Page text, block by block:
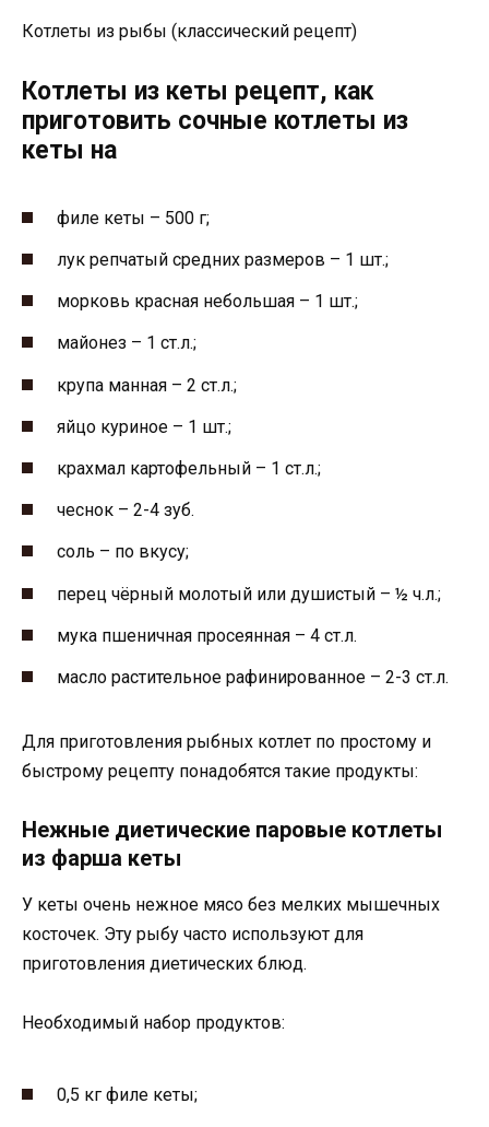
Котлеты из рыбы (классический рецепт)
Котлеты из кеты рецепт, как
приготовить сочные котлеты из
кеты на
филе кеты – 500 г;
лук репчатый средних размеров – 1 шт.;
морковь красная небольшая – 1 шт.;
майонез – 1 ст.л.;
крупа манная – 2 ст.л.;
яйцо куриное – 1 шт.;
крахмал картофельный – 1 ст.л.;
чеснок – 2-4 зуб.
соль – по вкусу;
перец чёрный молотый или душистый – ½ ч.л.;
мука пшеничная просеянная – 4 ст.л.
масло растительное рафинированное – 2-3 ст.л.
Для приготовления рыбных котлет по простому и
быстрому рецепту понадобятся такие продукты:
Нежные диетические паровые котлеты
из фарша кеты
У кеты очень нежное мясо без мелких мышечных
косточек. Эту рыбу часто используют для
приготовления диетических блюд.
Необходимый набор продуктов:
0,5 кг филе кеты;